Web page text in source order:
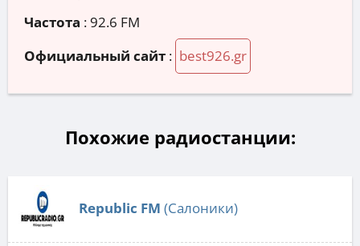
Частота : 92.6 FM
Официальный сайт : best926.gr
Похожие радиостанции:
Republic FM (Салоники)